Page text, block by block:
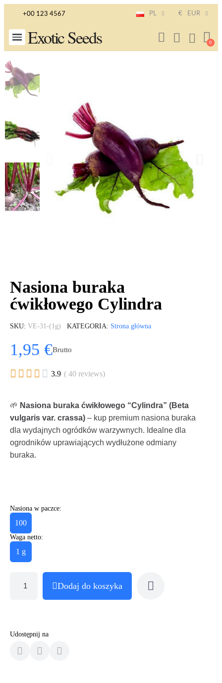
+00 123 4567 PL € EUR
Exotic Seeds
Nasiona buraka
ćwikłowego Cylindra
SKU VE-31-(1g) KATEGORIA Strona główna
1,95 €Brutto
     3.9 ( 40 reviews)
🌱 Nasiona buraka ćwikłowego “Cylindra” (Beta
vulgaris var. crassa) – kup premium nasiona buraka
dla wydajnych ogródków warzywnych. Idealne dla
ogrodników uprawiających wydłużone odmiany
buraka.
Nasiona w paczce:
100
Waga netto:
1 g
Dodaj do koszyka
Udostępnij na